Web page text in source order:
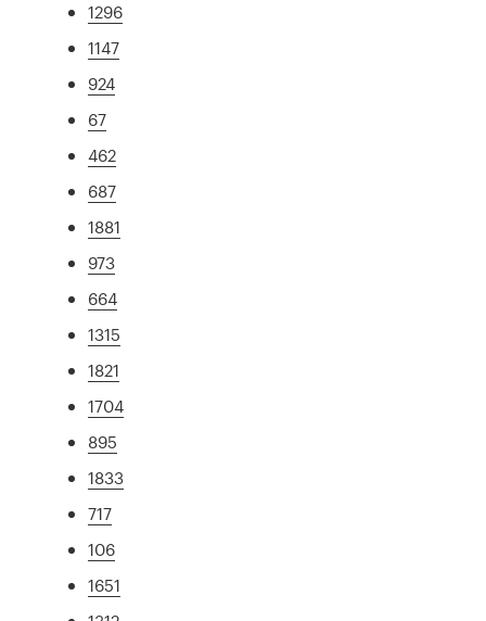
1296
1147
924
67
462
687
1881
973
664
1315
1821
1704
895
1833
717
106
1651